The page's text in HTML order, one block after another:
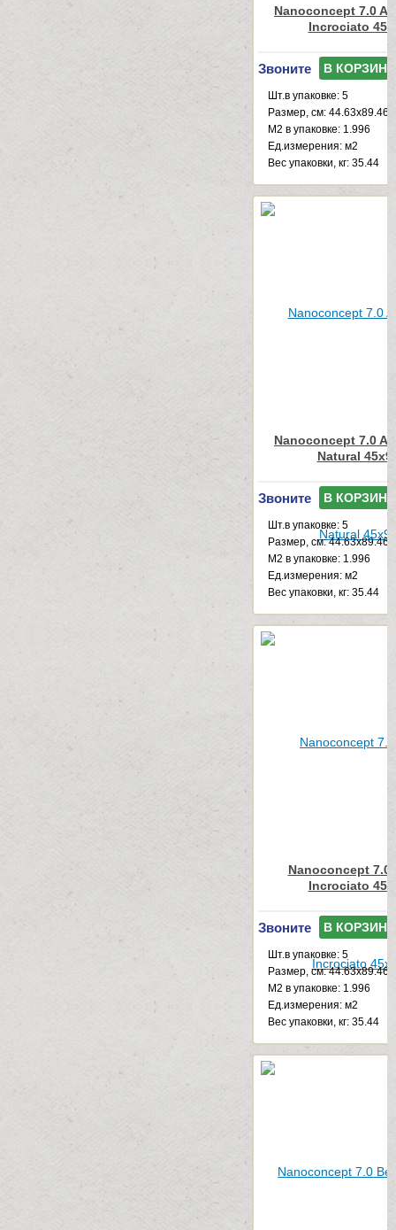
Nanoconcept 7.0
Incrociato
Звоните В КОРЗИНУ
Шт.в упаковке: 5
Размер, см: 44.63x89.46
М2 в упаковке: 1.996
Ед.измерения: м2
Веc упаковки, кг: 35.44
Nanoconcept 7.0
Natural
Звоните В КОРЗИНУ
Шт.в упаковке: 5
Размер, см: 44.63x89.46
М2 в упаковке: 1.996
Ед.измерения: м2
Веc упаковки, кг: 35.44
Nanoconcept 7.0
Incrociato
Звоните В КОРЗИНУ
Шт.в упаковке: 5
Размер, см: 44.63x89.46
М2 в упаковке: 1.996
Ед.измерения: м2
Веc упаковки, кг: 35.44